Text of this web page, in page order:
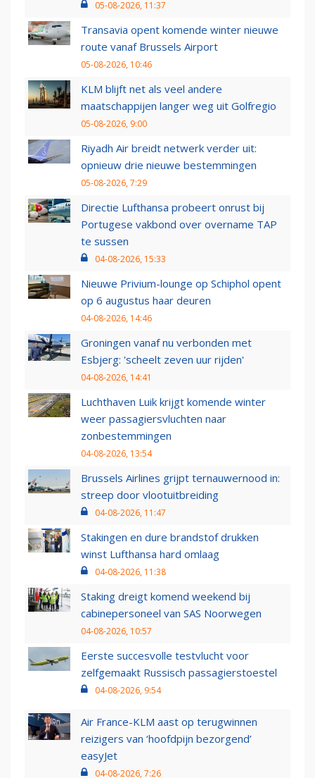
05-08-2026, 11:37
Transavia opent komende winter nieuwe
route vanaf Brussels Airport
05-08-2026, 10:46
KLM blijft net als veel andere
maatschappijen langer weg uit Golfregio
05-08-2026, 9:00
Riyadh Air breidt netwerk verder uit:
opnieuw drie nieuwe bestemmingen
05-08-2026, 7:29
Directie Lufthansa probeert onrust bij
Portugese vakbond over overname TAP
te sussen
04-08-2026, 15:33
Nieuwe Privium-lounge op Schiphol opent
op 6 augustus haar deuren
04-08-2026, 14:46
Groningen vanaf nu verbonden met
Esbjerg: 'scheelt zeven uur rijden'
04-08-2026, 14:41
Luchthaven Luik krijgt komende winter
weer passagiersvluchten naar
zonbestemmingen
04-08-2026, 13:54
Brussels Airlines grijpt ternauwernood in:
streep door vlootuitbreiding
04-08-2026, 11:47
Stakingen en dure brandstof drukken
winst Lufthansa hard omlaag
04-08-2026, 11:38
Staking dreigt komend weekend bij
cabinepersoneel van SAS Noorwegen
04-08-2026, 10:57
Eerste succesvolle testvlucht voor
zelfgemaakt Russisch passagierstoestel
04-08-2026, 9:54
Air France-KLM aast op terugwinnen
reizigers van ‘hoofdpijn bezorgend’
easyJet
04-08-2026, 7:26